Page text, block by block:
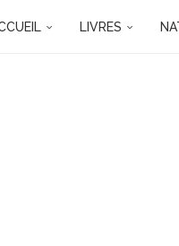
LIVRES